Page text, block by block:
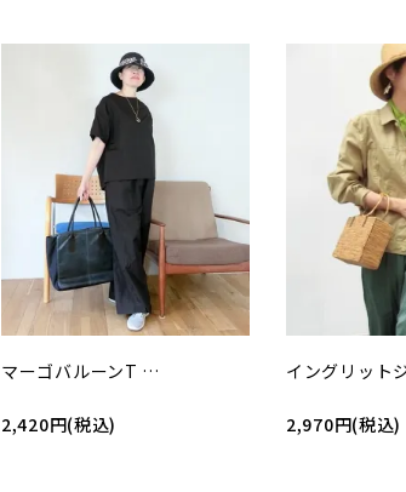
マーゴバルーンT …
2,420円(税込)
イングリット
2,970円(税込)